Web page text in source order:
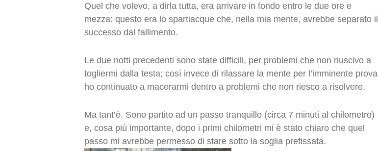
Quel che volevo, a dirla tutta, era arrivare in fondo entro le due ore e
mezza: questo era lo spartiacque che, nella mia mente, avrebbe separato il
successo dal fallimento.
Le due notti precedenti sono state difficili, per problemi che non riuscivo a
togliermi dalla testa; così invece di rilassare la mente per l’imminente prova
ho continuato a macerarmi dentro a problemi che non riesco a risolvere.
Ma tant’è. Sono partito ad un passo tranquillo (circa 7 minuti al chilometro)
e, cosa più importante, dopo i primi chilometri mi è stato chiaro che quel
passo mi avrebbe permesso di stare sotto la soglia prefissata.